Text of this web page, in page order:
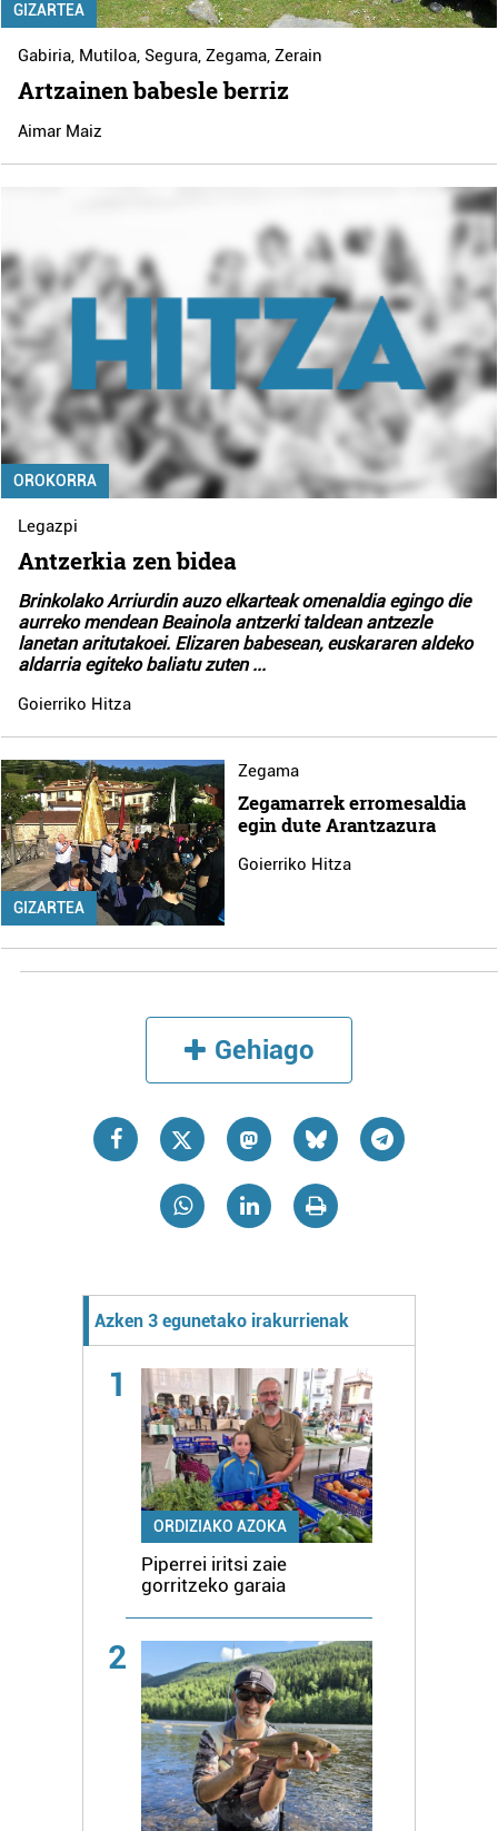
GIZARTEA
Gabiria, Mutiloa, Segura,Zegama,Zerain
Artzainen babesle berriz
Aimar Maiz
OROKORRA
Legazpi
Antzerkia zen bidea
Brinkolako Arriurdin auzo elkarteak omenaldia egingo die
aurreko mendean Beainola antzerki taldean antzezle
lanetan aritutakoei. Elizaren babesean, euskararen aldeko
aldarria egiteko baliatu zuten...
Goierriko Hitza
GIZARTEA
Zegama
Zegamarrek erromesaldia
egin dute Arantzazura
Goierriko Hitza
Gehiago
Azken 3 egunetako irakurrienak
1
ORDIZIAKO AZOKA
Piperrei iritsi zaie
gorritzeko garaia
2